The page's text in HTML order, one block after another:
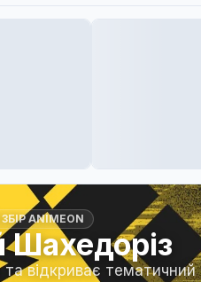
ANIMEON
Шахедоріз
відкриває